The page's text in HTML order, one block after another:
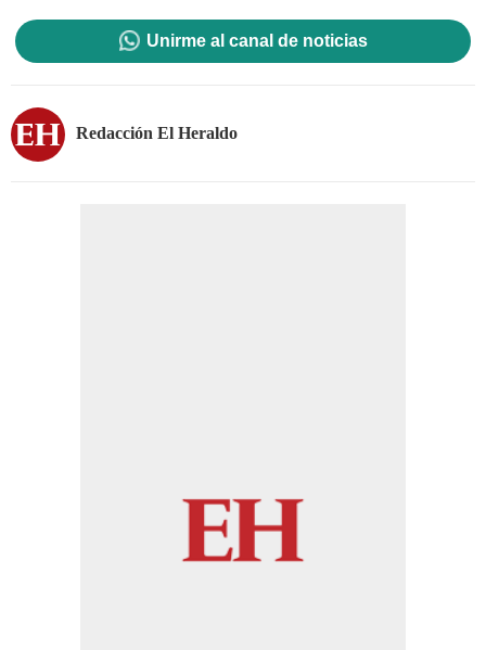
Unirme al canal de noticias
Redacción El Heraldo